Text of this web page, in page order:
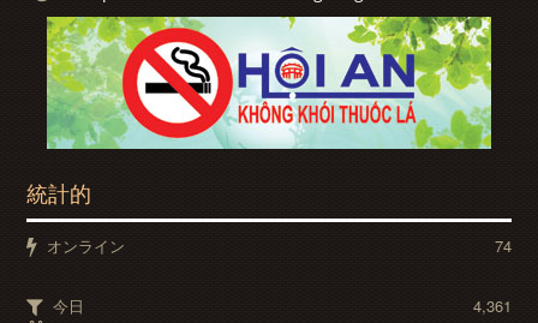
統計的
オンライン 74
今日
4,361